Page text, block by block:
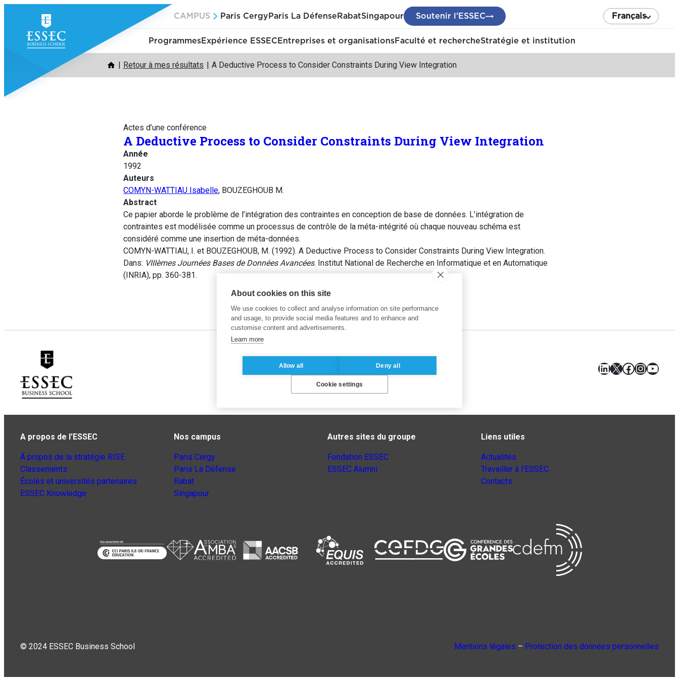
contenu
CAMPUS Paris Cergy Paris La Défense RabatSingapour Soutenir l’ESSEC Français
ProgrammesExpérience ESSEC Entreprises et organisationsFaculté et rechercheStratégie et institution
Retour à mes résultats A Deductive Process to Consider Constraints During View Integration
Actes d’une conférence
A Deductive Process to Consider Constraints During View Integration
Année
1992
Auteurs
COMYN-WATTIAU Isabelle, BOUZEGHOUB M.
Abstract
Ce papier aborde le problème de l’intégration des contraintes en conception de base de données. L’intégration de
contraintes est modélisée comme un processus de contrôle de la méta-intégrité où chaque nouveau schéma est
considéré comme une insertion de méta-données.
COMYN-WATTIAU, I. et BOUZEGHOUB, M. (1992). A Deductive Process to Consider Constraints During View Integration.
Dans: VIIIèmes Journées Bases de Données Avancées. Institut National de Recherche en Informatique et en Automatique
(INRIA), pp. 360-381.
LinkedIn
X Facebook
A propos de l’ESSEC
À propos de la stratégie RISE
Classements
Écoles et universités partenaires
ESSEC Knowledge
Nos campus
Paris Cergy
Paris La Défense
Rabat
Singapour
Autres sites du groupe
Fondation ESSEC
ESSEC Alumni
Liens utiles
Actualités
Travailler à l’ESSEC
Contacts
© 2024 ESSEC Business School Mentions légales – Protection des données personnelles
About cookies on this site
We use cookies to collect and analyse information on site performance
and usage, to provide social media features and to enhance and
customise content and advertisements.
Learn more
Allow all Deny all
Cookie settings